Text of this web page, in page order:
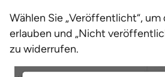
Wählen Sie „Veröffentlicht“,
erlauben und „Nicht
zu widerrufen.